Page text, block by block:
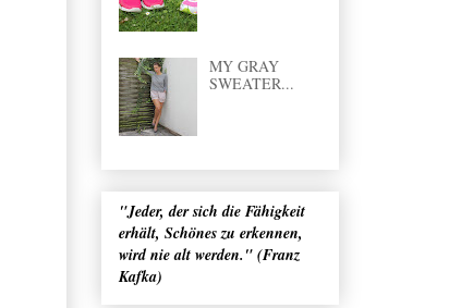
MY GRAY
SWEATER...
"Jeder, der sich die Fähigkeit
erhält, Schönes zu erkennen,
wird nie alt werden." (Franz
Kafka)